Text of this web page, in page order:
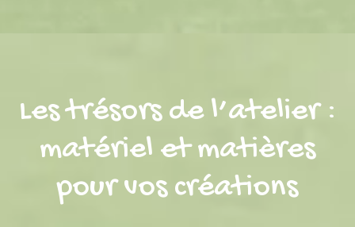
Les trésors de l’atelier :
matériel et matières
pour vos créations